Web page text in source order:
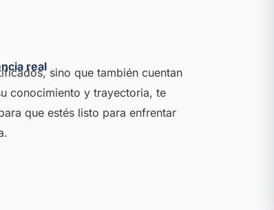
realsino que también cuentan
conocimiento y trayectoria, te
que estés listo para enfrentar